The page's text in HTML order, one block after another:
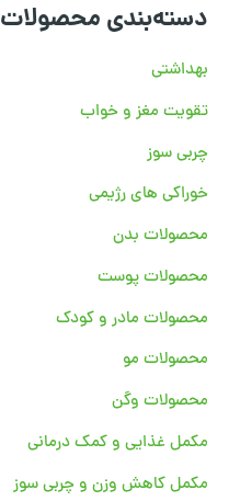
دسته‌بندی محصولات
بهداشتی
تقویت مغز و خواب
چربی سوز
خوراکی های رژیمی
محصولات بدن
محصولات پوست
محصولات مادر و کودک
محصولات مو
محصولات وگن
مکمل غذایی و کمک درمانی
مکمل کاهش وزن و چربی سوز